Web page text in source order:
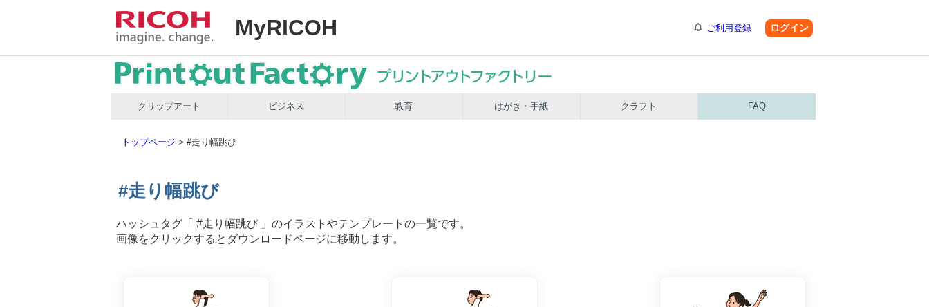
MyRICOH ご利用登録 ログイン
クリップアート ビジネス 教育 はがき・手紙 クラフト FAQ
トップページ > #走り幅跳び
#走り幅跳び
ハッシュタグ「 #走り幅跳び 」のイラストやテンプレートの一覧です。
画像をクリックするとダウンロードページに移動します。